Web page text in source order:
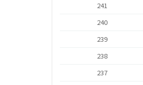
241
240
239
238
237